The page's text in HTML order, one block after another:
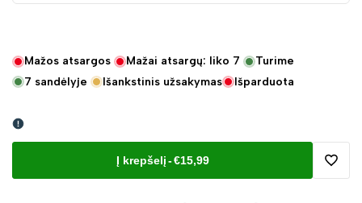
Mažos atsargos Mažai atsargų: liko 7
Turime
7 sandėlyje Išankstinis užsakymas Išparduota
Į krepšelį-€15,99